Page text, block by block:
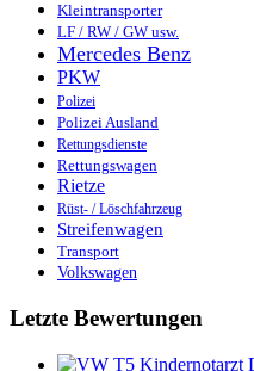
Kleintransporter
LF / RW / GW usw.
Mercedes Benz
PKW
Polizei
Polizei Ausland
Rettungsdienste
Rettungswagen
Rietze
Rüst- / Löschfahrzeug
Streifenwagen
Transport
Volkswagen
Letzte Bewertungen